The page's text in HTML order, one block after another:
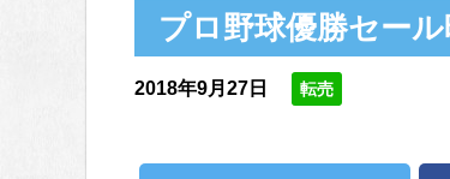
プロ野球優勝セール
2018年9月27日 転売